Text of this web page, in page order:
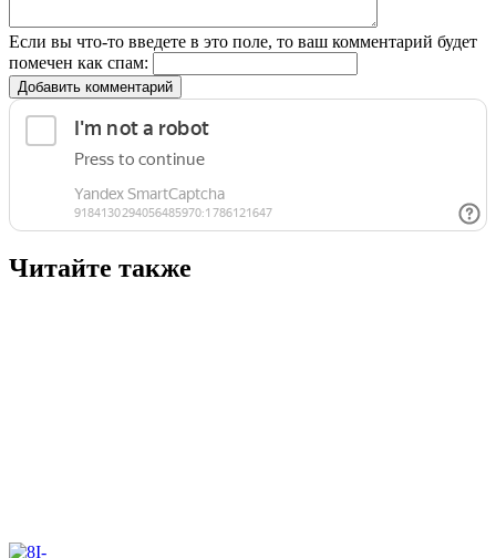
Если вы что-то введете в это поле, то ваш комментарий будет
помечен как спам:
Добавить комментарий
Читайте также